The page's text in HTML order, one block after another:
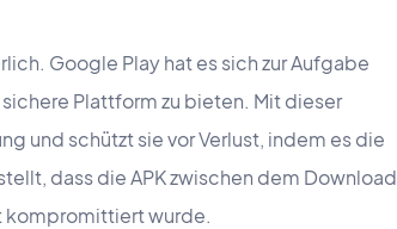
Google Play hat es sich zur Aufgabe
Plattform zu bieten. Mit dieser
und schützt sie vor Verlust, indem es die
dass die APK zwischen dem Download
kompromittiert wurde.